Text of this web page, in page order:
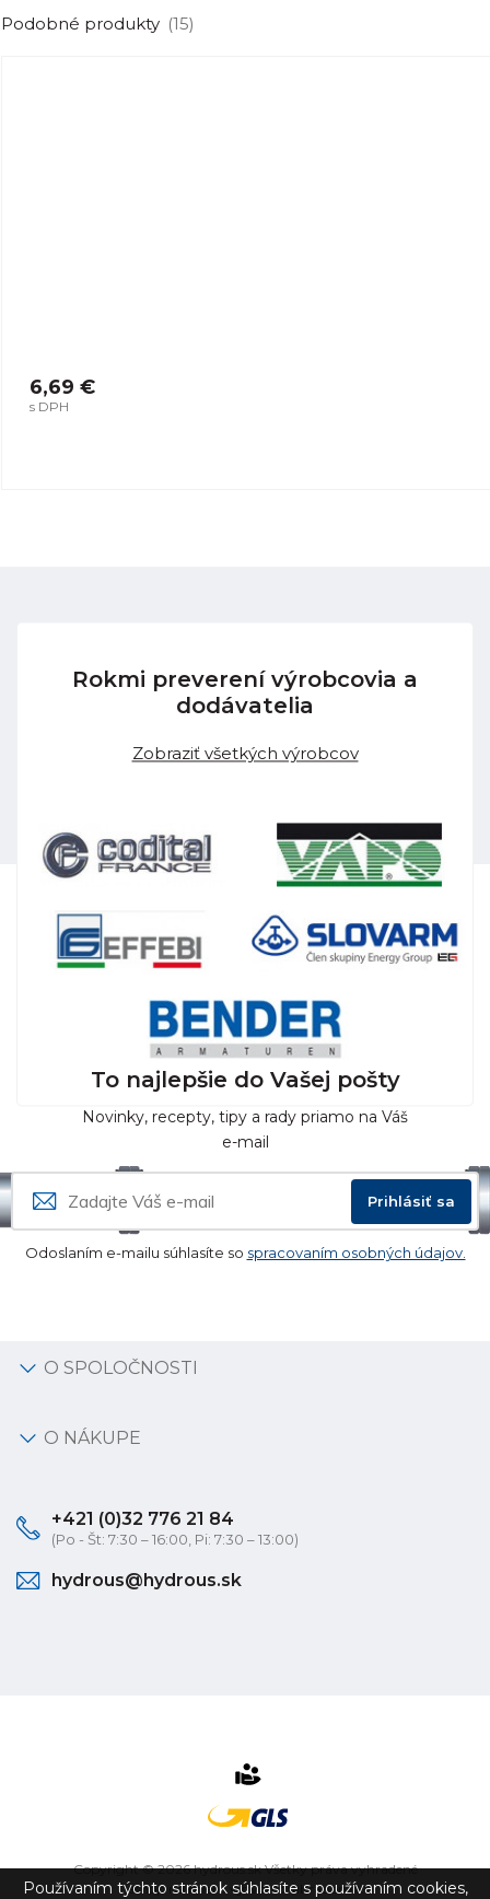
Podobné produkty (15)
6,69 €
s DPH
Rokmi preverení výrobcovia a
dodávatelia
Zobraziť všetkých výrobcov
To najlepšie do Vašej pošty
Novinky, recepty, tipy a rady priamo na Váš
e-mail
Prihlásiť sa
Odoslaním e-mailu súhlasíte so spracovaním osobných údajov.
O SPOLOČNOSTI
O NÁKUPE
+421 (0)32 776 21 84
(Po - Št: 7:30 – 16:00, Pi: 7:30 – 13:00)
hydrous@hydrous.sk
Copyright © 2026 hydrous.sk Všetky práva vyhradené
eshop na mieruvytvorilovibration.sk
Používaním týchto stránok súhlasíte s používaním cookies,